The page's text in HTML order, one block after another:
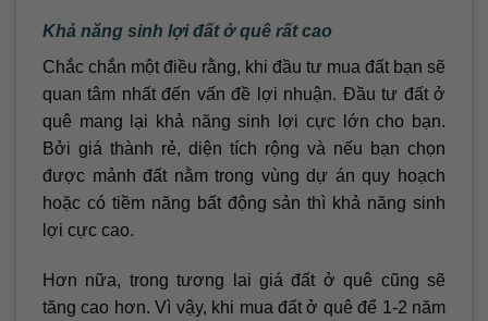
Khả năng sinh lợi đất ở quê rất cao
Chắc chắn một điều rằng, khi đầu tư mua đất bạn sẽ
quan tâm nhất đến vấn đề lợi nhuận. Đầu tư đất ở
quê mang lại khả năng sinh lợi cực lớn cho bạn.
Bởi giá thành rẻ, diện tích rộng và nếu bạn chọn
được mảnh đất nằm trong vùng dự án quy hoạch
hoặc có tiềm năng bất động sản thì khả năng sinh
lợi cực cao.
Hơn nữa, trong tương lai giá đất ở quê cũng sẽ
tăng cao hơn. Vì vậy, khi mua đất ở quê để 1-2 năm